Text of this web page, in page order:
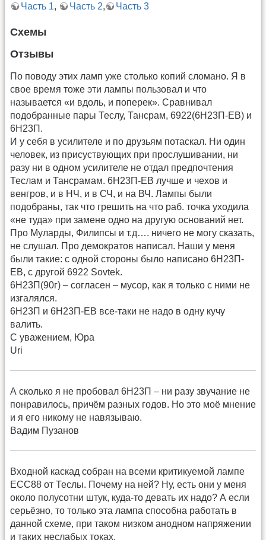
Часть 1, Часть 2, Часть 3
Схемы
Отзывы
По поводу этих ламп уже столько копий сломано. Я в
свое время тоже эти лампы пользовал и что
называется «и вдоль, и поперек». Сравнивал
подобранные пары Теслу, Тансрам, 6922(6Н23П-ЕВ) и
6Н23П.
И у себя в усилителе и по друзьям потаскал. Ни один
человек, из присуствующих при прослушивании, ни
разу ни в одном усилителе не отдал предпочтения
Теслам и Тансрамам. 6Н23П-ЕВ лучше и чехов и
венгров, и в НЧ, и в СЧ, и на ВЧ. Лампы были
подобраны, так что грешить на что раб. точка уходила
«не туда» при замене одно на другую оснований нет.
Про Муларды, Филипсы и т.д…. ничего не могу сказать,
не слушал. Про демократов написал. Наши у меня
были такие: с одной стороны было написано 6Н23П-
ЕВ, с другой 6922 Sovtek.
6Н23П(90г) – согласен – мусор, как я только с ними не
изгалялся.
6Н23П и 6Н23П-ЕВ все-таки не надо в одну кучу
валить.
С уважением, Юра
Uri
А сколько я не пробовал 6Н23П – ни разу звучание не
понравилось, причём разных годов. Но это моё мнение
и я его никому не навязываю.
Вадим Пузанов
Входной каскад собран на всеми критикуемой лампе
ЕСС88 от Теслы. Почему на ней? Ну, есть они у меня
около полусотни штук, куда-то девать их надо? А если
серьёзно, то только эта лампа способна работать в
данной схеме, при таком низком анодном напряжении
и таких неслабых токах.